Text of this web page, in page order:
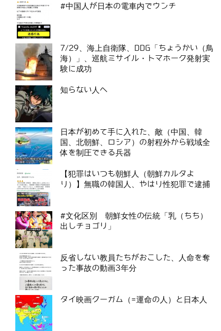
#中国人が日本の電車内でウンチ
7/29、海上自衛隊、DDG「ちょうかい（鳥
海）」、巡航ミサイル・トマホーク発射実
験に成功
知らない人へ
日本が初めて手に入れた、敵（中国、韓
国、北朝鮮、ロシア）の射程外から戦域全
体を制圧できる兵器
【犯罪はいつも朝鮮人（朝鮮カルタよ
り）】無職の韓国人、やはり性犯罪で逮捕
#文化区別 朝鮮女性の伝統「乳（ちち）
出しチョゴリ」
反省しない教員たちがおこした、人命を奪
った事故の動画3年分
タイ映画クーガム（=運命の人）と日本人